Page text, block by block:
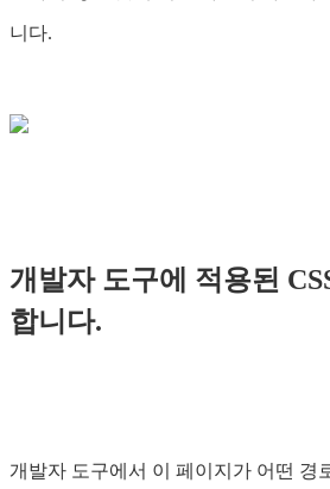
니다.
개발자 도구에 적용된
합니다.
개발자 도구에서 이 페이지가 어떤 경